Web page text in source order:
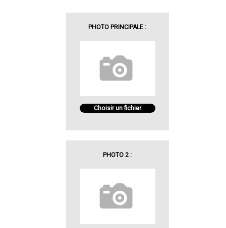
PHOTO PRINCIPALE :
Choisir un fichier
PHOTO 2 :